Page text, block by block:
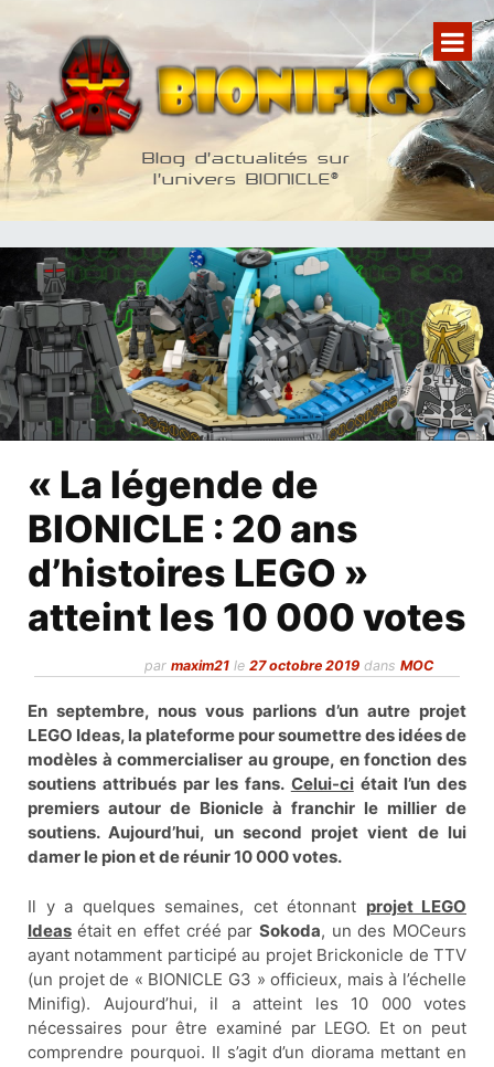
au
contenu
Blog d'actualités sur
l'univers BIONICLE®
« La légende de
BIONICLE : 20 ans
d’histoires LEGO »
atteint les 10 000 votes
parmaxim21 le27 octobre 2019 dansMOC
En septembre, nous vous parlions d’un autre projet
LEGO Ideas, la plateforme pour soumettre des idées de
modèles à commercialiser au groupe, en fonction des
soutiens attribués par les fans. Celui-ciétait l’un des
premiers autour de Bionicle à franchir le millier de
soutiens. Aujourd’hui, un second projet vient de lui
damer le pion et de réunir 10 000 votes.
Il y a quelques semaines, cet étonnant projet LEGO
Ideas était en effet créé parSokoda, un des MOCeurs
ayant notamment participé au projet Brickonicle de TTV
(un projet de « BIONICLE G3 » officieux, mais à l’échelle
Minifig). Aujourd’hui, il a atteint les 10 000 votes
nécessaires pour être examiné par LEGO. Et on peut
comprendre pourquoi. Il s’agit d’un diorama mettant en